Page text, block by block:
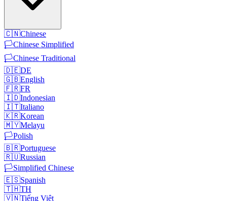
🇨🇳Chinese
🏳️Chinese Simplified
🏳️Chinese Traditional
🇩🇪DE
🇬🇧English
🇫🇷FR
🇮🇩Indonesian
🇮🇹Italiano
🇰🇷Korean
🇲🇾Melayu
🏳️Polish
🇧🇷Portuguese
🇷🇺Russian
🏳️Simplified Chinese
🇪🇸Spanish
🇹🇭TH
🇻🇳Tiếng Việt